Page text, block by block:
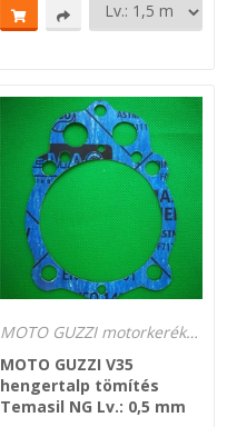
MOTO GUZZI motorkerékpár tömítések
MOTO GUZZI V35
hengertalp tömítés
Temasil NG Lv.: 0,5 mm